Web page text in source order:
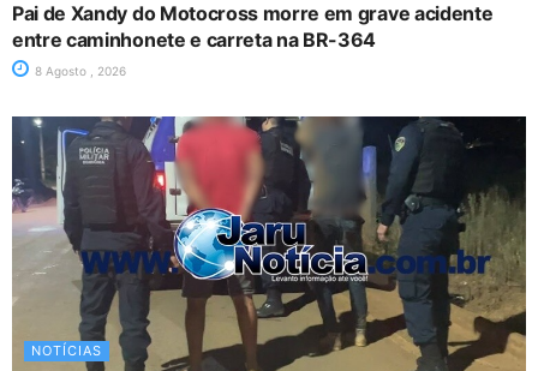
Pai de Xandy do Motocross morre em grave acidente
entre caminhonete e carreta na BR-364
8 Agosto , 2026
NOTÍCIAS